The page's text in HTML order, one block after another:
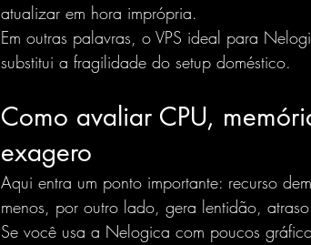
atualizar em hora imprópria.
Em outras palavras, o VPS ideal para
substitui a fragilidade do setup doméstico.
Como avaliar CPU,
exagero
Aqui entra um ponto importante: recurso
menos, por outro lado, gera lentidão,
Se você usa a Nelogica com poucos